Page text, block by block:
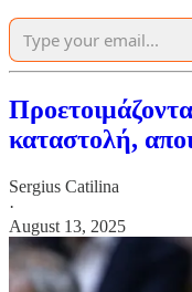
καταστολή,
Sergius Catilina
·
August 13, 2025